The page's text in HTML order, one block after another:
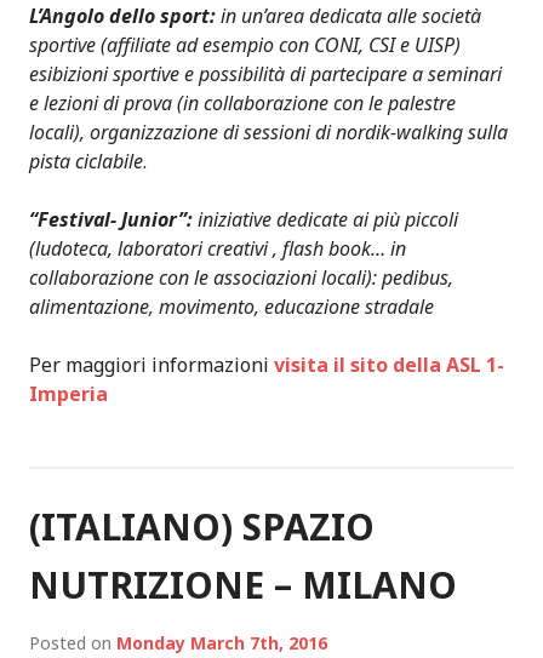
L’Angolo dello sport:in un’area dedicata alle società
sportive (affiliate ad esempio con CONI, CSI e UISP)
esibizioni sportive e possibilità di partecipare a seminari
e lezioni di prova (in collaborazione con le palestre
locali), organizzazione di sessioni di nordik-walking sulla
pista ciclabile.
“Festival- Junior”:iniziative dedicate ai più piccoli
(ludoteca, laboratori creativi , flash book… in
collaborazione con le associazioni locali): pedibus,
alimentazione, movimento, educazione stradale
Per maggiori informazioni visita il sito della ASL 1-
Imperia
(ITALIANO) SPAZIO
NUTRIZIONE – MILANO
Posted on Monday March 7th, 2016